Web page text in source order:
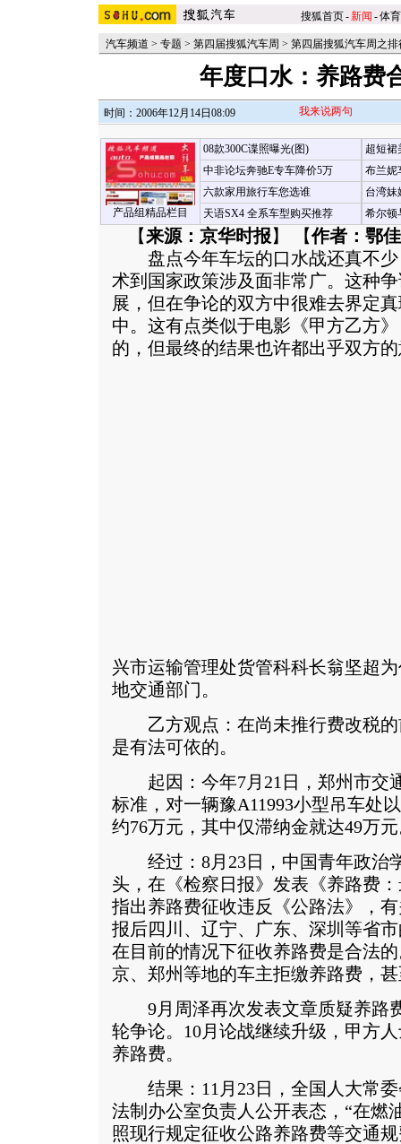
搜狐首页-新闻 -体育
汽车频道 > 专题 > 第四届搜狐汽车周 > 第四届搜狐汽车周之排
年度口水：养路费
时间：2006年12月14日08:09 我来说两句
产品组精品栏目
08款300C谍照曝光(图)
中非论坛奔驰E专车降价5万
六款家用旅行车您选谁
天语SX4 全系车型购买推荐
超短裙
布兰妮
台湾妹
希尔顿
【来源：京华时报 】 【作者：鄂佳
盘点今年车坛的口水战还真不少
术到国家政策涉及面非常广。这种
展，但在争论的双方中很难去界定
中。这有点类似于电影《甲方乙方
的，但最终的结果也许都出乎双方
兴市运输管理处货管科科长翁坚超
地交通部门。
乙方观点：在尚未推行费改税的
是有法可依的。
起因：今年7月21日，郑州市交
标准，对一辆豫A11993小型吊车处
约76万元，其中仅滞纳金就达49万
经过：8月23日，中国青年政治
头，在《检察日报》发表《养路费
指出养路费征收违反《公路法》，
报后四川、辽宁、广东、深圳等省
在目前的情况下征收养路费是合法
京、郑州等地的车主拒缴养路费，
9月周泽再次发表文章质疑养路
轮争论。10月论战继续升级，甲方
养路费。
结果：11月23日，全国人大常委
法制办公室负责人公开表态，“在燃
照现行规定征收公路养路费等交通